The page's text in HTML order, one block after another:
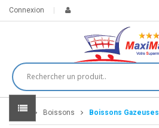
Connexion
Home Boissons Boissons Gazeuses